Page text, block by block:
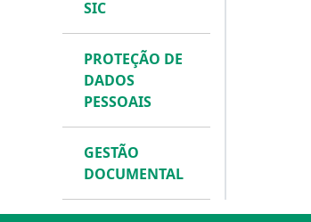
SIC
PROTEÇÃO DE
DADOS
PESSOAIS
GESTÃO
DOCUMENTAL